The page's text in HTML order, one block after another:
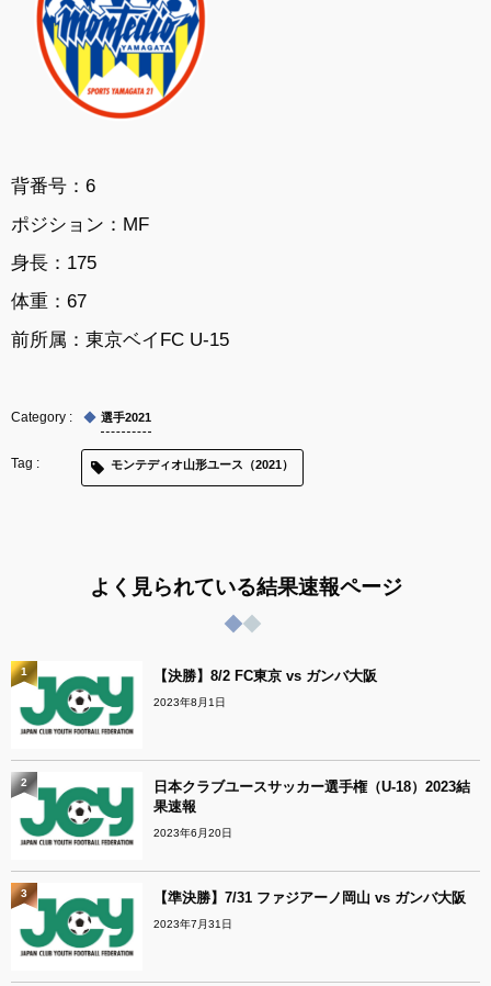
背番号：6
ポジション：MF
身長：175
体重：67
前所属：東京ベイFC U-15
選手2021
モンテディオ山形ユース（2021）
よく見られている結果速報ページ
【決勝】8/2 FC東京 vs ガンバ大阪
2023年8月1日
1
日本クラブユースサッカー選手権（U-18）2023結
果速報
2023年6月20日
2
【準決勝】7/31 ファジアーノ岡山 vs ガンバ大阪
2023年7月31日
3